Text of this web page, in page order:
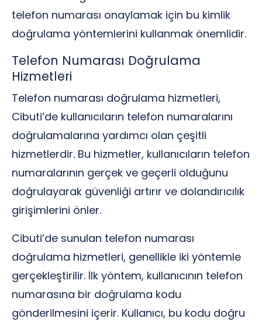
telefon numarası onaylamak için bu kimlik
doğrulama yöntemlerini kullanmak önemlidir.
Telefon Numarası Doğrulama
Hizmetleri
Telefon numarası doğrulama hizmetleri,
Cibuti’de kullanıcıların telefon numaralarını
doğrulamalarına yardımcı olan çeşitli
hizmetlerdir. Bu hizmetler, kullanıcıların telefon
numaralarının gerçek ve geçerli olduğunu
doğrulayarak güvenliği artırır ve dolandırıcılık
girişimlerini önler.
Cibuti’de sunulan telefon numarası
doğrulama hizmetleri, genellikle iki yöntemle
gerçekleştirilir. İlk yöntem, kullanıcının telefon
numarasına bir doğrulama kodu
gönderilmesini içerir. Kullanıcı, bu kodu doğru